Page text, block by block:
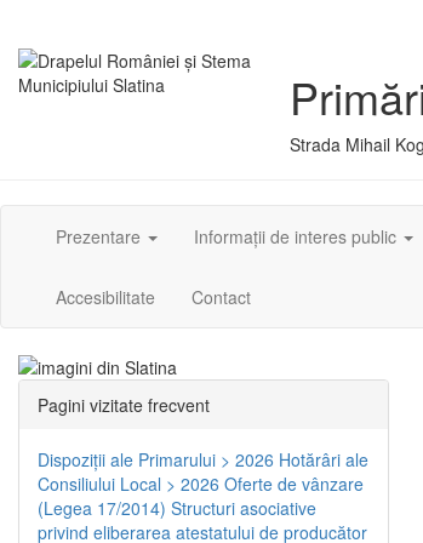
Strada Mihail
Prezentare Informații de interes public
Accesibilitate Contact
Pagini vizitate frecvent
Dispoziţii ale Primarului > 2026 Hotărâri ale
Consiliului Local > 2026 Oferte de vânzare
(Legea 17/2014) Structuri asociative
privind eliberarea atestatului de producător